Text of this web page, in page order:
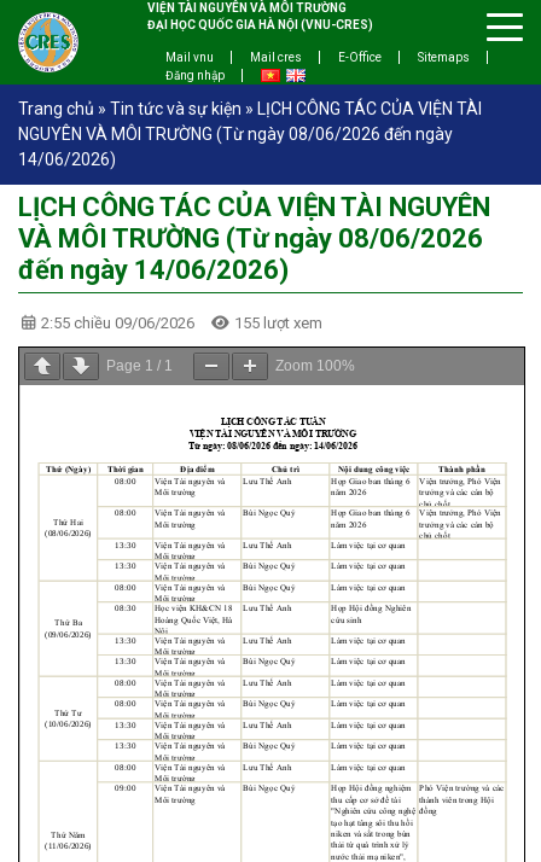
VIỆN TÀI NGUYÊN VÀ MÔI TRƯỜNG
ĐẠI HỌC QUỐC GIA HÀ NỘI (VNU-CRES)
Mail vnu Mail cres E-Office
Sitemaps
Đăng nhập
Trang chủ » Tin tức và sự kiện » LỊCH CÔNG TÁC CỦA VIỆN TÀI
NGUYÊN VÀ MÔI TRƯỜNG (Từ ngày 08/06/2026 đến ngày
14/06/2026)
LỊCH CÔNG TÁC CỦA VIỆN TÀI NGUYÊN
VÀ MÔI TRƯỜNG (Từ ngày 08/06/2026
đến ngày 14/06/2026)
2:55 chiều 09/06/2026 155 lượt xem
Page 1 / 1 Zoom 100%